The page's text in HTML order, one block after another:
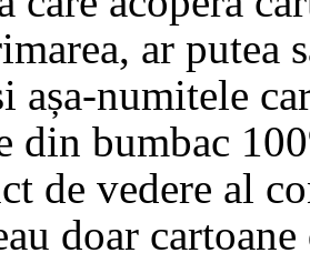
ar putea
așa-numitele
din bumbac
de vedere al
doar